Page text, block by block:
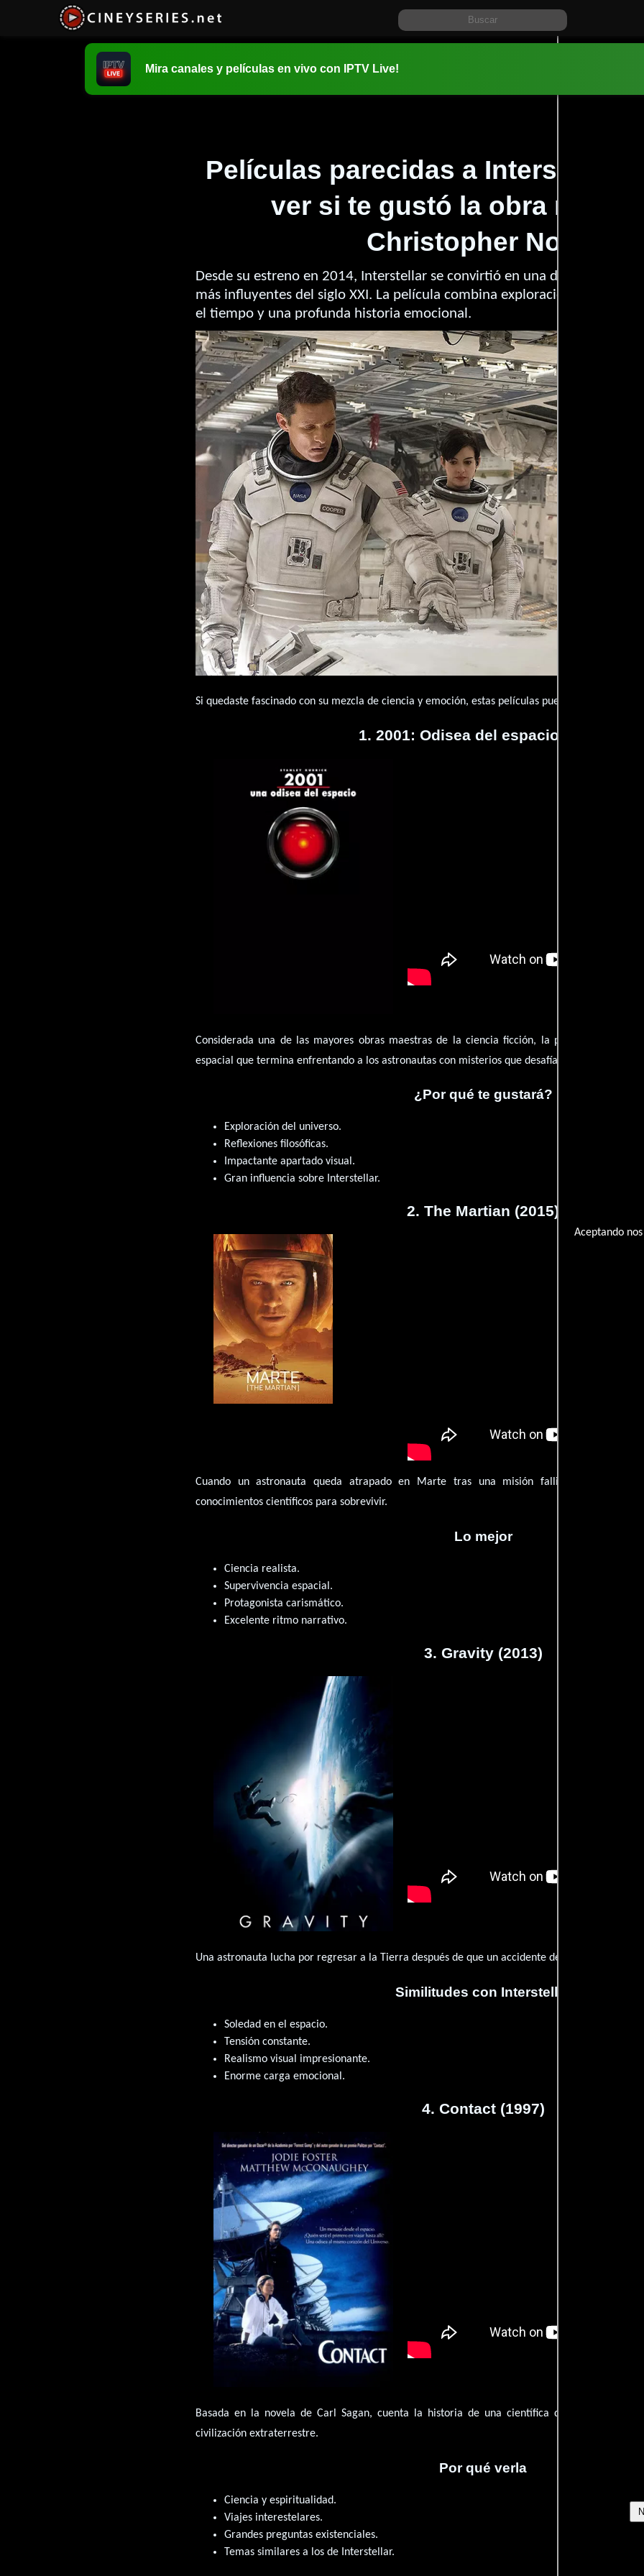
Aceptando
Mira canales y películas en vivo con IPTV Live!
Películas parecidas a Interstellar
ver si te gustó la obra
Christopher Nolan
Desde su estreno en 2014, Interstellar se convirtió en una de las películas
más influyentes del siglo XXI. La película combina exploración espacial,
el tiempo y una profunda historia emocional.
Si quedaste fascinado con su mezcla de ciencia y emoción, estas películas pueden ofrecerte
1. 2001: Odisea del espacio (1968)
Considerada una de las mayores obras maestras de la ciencia ficción, la película de
espacial que termina enfrentando a los astronautas con misterios que desafían la comprensión
¿Por qué te gustará?
Exploración del universo.
Reflexiones filosóficas.
Impactante apartado visual.
Gran influencia sobre Interstellar.
2. The Martian (2015)
Cuando un astronauta queda atrapado en Marte tras una misión fallida, deberá
conocimientos científicos para sobrevivir.
Lo mejor
Ciencia realista.
Supervivencia espacial.
Protagonista carismático.
Excelente ritmo narrativo.
3. Gravity (2013)
Una astronauta lucha por regresar a la Tierra después de que un accidente destruye su estación
Similitudes con Interstellar
Soledad en el espacio.
Tensión constante.
Realismo visual impresionante.
Enorme carga emocional.
4. Contact (1997)
Basada en la novela de Carl Sagan, cuenta la historia de una científica que descubre una
civilización extraterrestre.
Por qué verla
Ciencia y espiritualidad.
Viajes interestelares.
Grandes preguntas existenciales.
Temas similares a los de Interstellar.